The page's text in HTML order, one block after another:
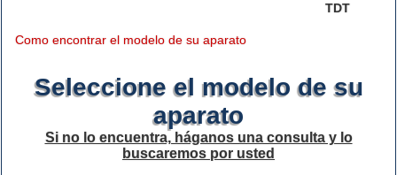
TDT
Como encontrar el modelo de su aparato
Seleccione el modelo de su
aparato
Si no lo encuentra, háganos una consulta y lo
buscaremos por usted